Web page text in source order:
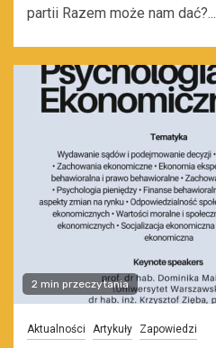
partii Razem może nam dać?...
2 min przeczytania
Aktualności Artykuły Zapowiedzi